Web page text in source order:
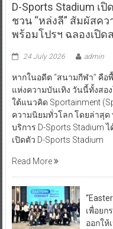
D-Sports Stadium เ
ชวน “หล่งลี” สัมผัสค
พร้อมโปรฯ ฉลองเปิด
24 July 2026 admin
หากในอดีต “สนามกีฬา” คื
แห่งความบันเทิง วันนี้ทั้งสอ
ใต้แนวคิด Sportainment
ความนิยมทั่วโลก โดยล่าสุด
บริการ D-Sports Stadium
เปิดตัว D-Sports Stadium
Read More
เพื่อยก
ออกให้